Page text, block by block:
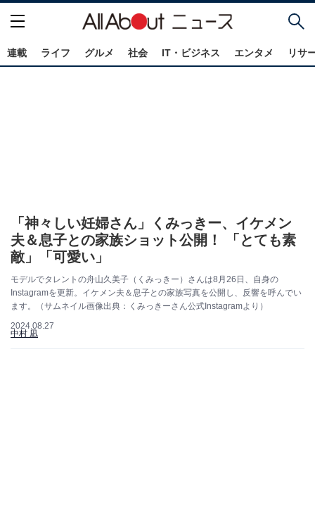
連載 ライフ グルメ 社会 IT・ビジネス エンタメ リサ
「神々しい妊婦さん」くみっきー、イケメン
夫＆息子との家族ショット公開！ 「とても素
敵」「可愛い」
モデルでタレントの舟山久美子（くみっきー）さんは8月26日、自身の
Instagramを更新。イケメン夫＆息子との家族写真を公開し、反響を呼んでい
ます。（サムネイル画像出典：くみっきーさん公式Instagramより）
2024.08.27
中村 凪